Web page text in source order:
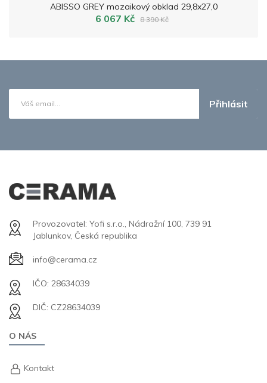
ABISSO GREY mozaikový obklad 29,8x27,0
6 067 Kč 8 390 Kč
Přihlásit
Provozovatel: Yofi s.r.o., Nádražní 100, 739 91
Jablunkov, Česká republika
info@cerama.cz
IČO: 28634039
DIČ: CZ28634039
O NÁS
Kontakt